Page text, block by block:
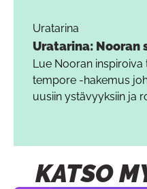
Uratarina
Uratarina: Nooran
Lue Nooran inspiroiva
tempore -hakemus
uusiin ystävyyksiin ja
KATSO